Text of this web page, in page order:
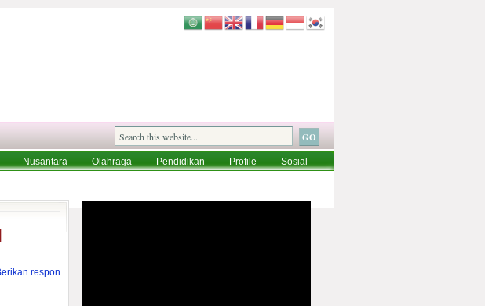
Nusantara Olahraga Pendidikan Profile
Sosial
respon